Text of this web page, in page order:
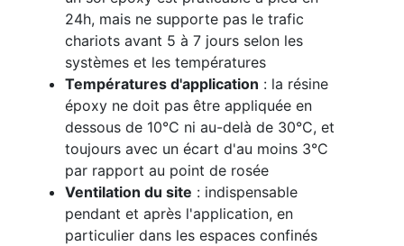
24h, mais ne supporte pas le trafic
chariots avant 5 à 7 jours selon les
systèmes et les températures
Températures d'application : la résine
époxy ne doit pas être appliquée en
dessous de 10°C ni au-delà de 30°C, et
toujours avec un écart d'au moins 3°C
par rapport au point de rosée
Ventilation du site : indispensable
pendant et après l'application, en
particulier dans les espaces confinés